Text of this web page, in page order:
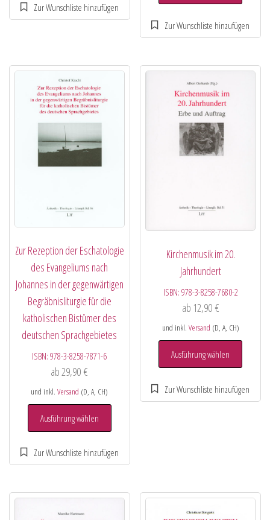
Zur Rezeption der Eschatologie
des Evangeliums nach
Johannes in der gegenwärtigen
Begräbnisliturgie für die
katholischen Bistümer des
deutschen Sprachgebietes
ISBN:978-3-8258-7871-6
ab29,90€
und inkl.Versand (D, A, CH)
Ausführung wählen
Kirchenmusik im 20.
Jahrhundert
ISBN: 978-3-8258-7680-2
ab 12,90 €
und inkl. Versand (D, A, CH)
Ausführung wählen